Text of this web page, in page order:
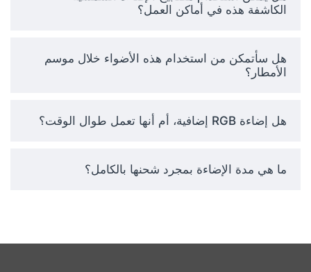
والتحكم في التطبيق، وعمر
البطارية القوي، وكلها مزايا تأتي
تصميم
دعم التحكم
إضاءة
عالي
وقت التشغيل
الكاشفة هذه في أماكن العمل؟
هل سأتمكن من استخدام هذه الأضواء خلال موسم
الأمطار؟
هل إضاءة RGB إضافية، أم أنها تعمل طوال الوقت؟
ما هي مدة الإضاءة بمجرد شحنها بالكامل؟